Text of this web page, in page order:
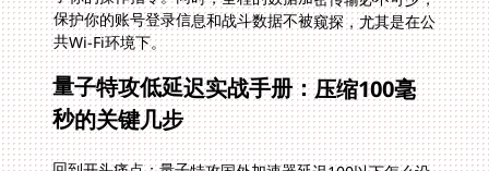
共Wi-Fi环境下。
量子特攻低延迟实战手册：压缩100毫
秒的关键几步